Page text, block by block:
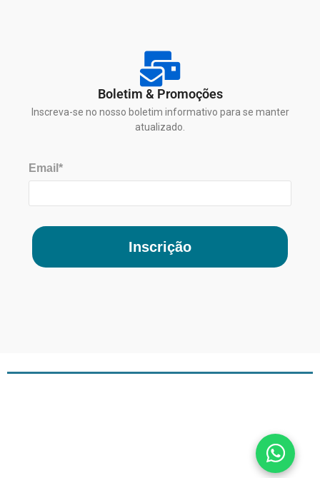
Boletim & Promoções
Inscreva-se no nosso boletim informativo para se manter
atualizado.
Email*
Inscrição